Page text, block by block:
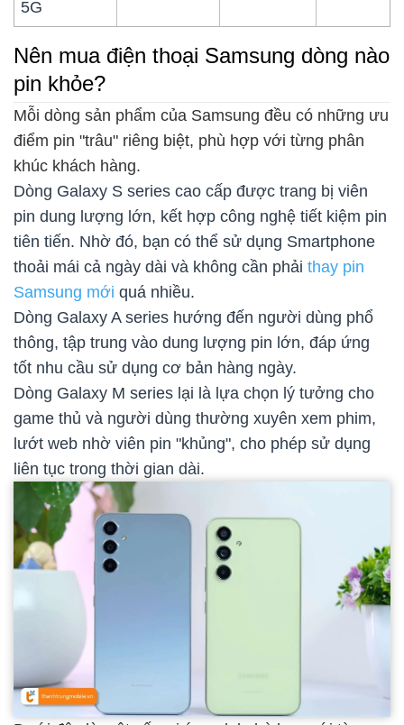
5G
Nên mua điện thoại Samsung dòng nào
pin khỏe?
Mỗi dòng sản phẩm của Samsung đều có những ưu
điểm pin "trâu" riêng biệt, phù hợp với từng phân
khúc khách hàng.
Dòng Galaxy S series cao cấp được trang bị viên
pin dung lượng lớn, kết hợp công nghệ tiết kiệm pin
tiên tiến. Nhờ đó, bạn có thể sử dụng Smartphone
thoải mái cả ngày dài và không cần phải thay pin
Samsung mới quá nhiều.
Dòng Galaxy A series hướng đến người dùng phổ
thông, tập trung vào dung lượng pin lớn, đáp ứng
tốt nhu cầu sử dụng cơ bản hàng ngày.
Dòng Galaxy M series lại là lựa chọn lý tưởng cho
game thủ và người dùng thường xuyên xem phim,
lướt web nhờ viên pin "khủng", cho phép sử dụng
liên tục trong thời gian dài.